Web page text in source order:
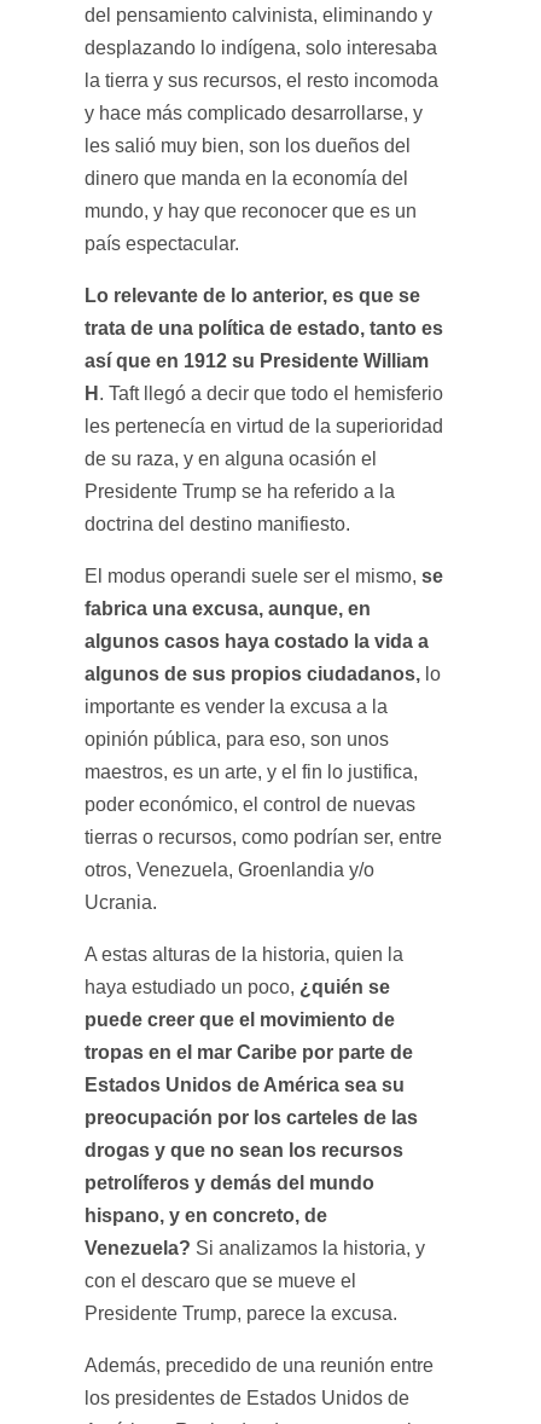
del pensamiento calvinista, eliminando y
desplazando lo indígena, solo interesaba
la tierra y sus recursos, el resto incomoda
y hace más complicado desarrollarse, y
les salió muy bien, son los dueños del
dinero que manda en la economía del
mundo, y hay que reconocer que es un
país espectacular.
Lo relevante de lo anterior, es que se
trata de una política de estado, tanto es
así que en 1912 su Presidente William
H. Taft llegó a decir que todo el hemisferio
les pertenecía en virtud de la superioridad
de su raza, y en alguna ocasión el
Presidente Trump se ha referido a la
doctrina del destino manifiesto.
El modus operandi suele ser el mismo, se
fabrica una excusa, aunque, en
algunos casos haya costado la vida a
algunos de sus propios ciudadanos, lo
importante es vender la excusa a la
opinión pública, para eso, son unos
maestros, es un arte, y el fin lo justifica,
poder económico, el control de nuevas
tierras o recursos, como podrían ser, entre
otros, Venezuela, Groenlandia y/o
Ucrania.
A estas alturas de la historia, quien la
haya estudiado un poco, ¿quién se
puede creer que el movimiento de
tropas en el mar Caribe por parte de
Estados Unidos de América sea su
preocupación por los carteles de las
drogas y que no sean los recursos
petrolíferos y demás del mundo
hispano, y en concreto, de
Venezuela? Si analizamos la historia, y
con el descaro que se mueve el
Presidente Trump, parece la excusa.
Además, precedido de una reunión entre
los presidentes de Estados Unidos de